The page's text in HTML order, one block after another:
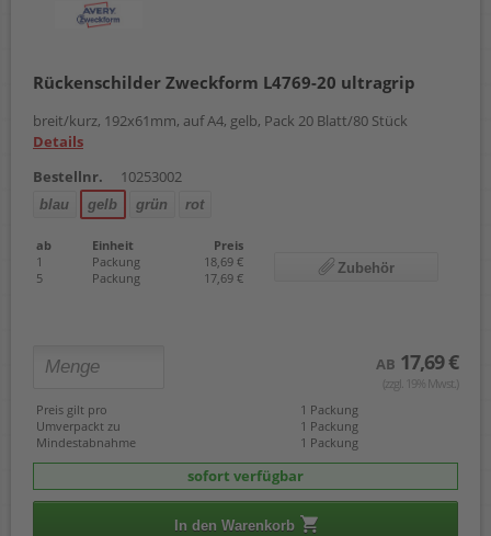
Rückenschilder Zweckform L4769-20 ultragrip
breit/kurz, 192x61mm, auf A4, gelb, Pack 20 Blatt/80 Stück
Details
Bestellnr.
10253002
blau gelb grün rot
ab Einheit
Preis
1
Packung
18,69 €
5
Packung 17,69 €
Zubehör
AB 17,69 €
(zzgl. 19% Mwst.)
Preis gilt pro
1 Packung
Umverpackt zu
1 Packung
Mindestabnahme
1 Packung
sofort verfügbar
In den Warenkorb